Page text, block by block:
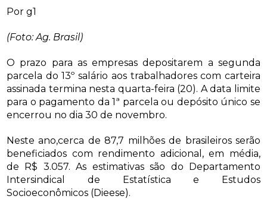
Por g1
(Foto: Ag. Brasil)
O prazo para as empresas depositarem a segunda
parcela do 13º salário aos trabalhadores com carteira
assinada termina nesta quarta-feira (20). A data limite
para o pagamento da 1ª parcela ou depósito único se
encerrou no dia 30 de novembro.
Neste ano,cerca de 87,7 milhões de brasileiros serão
beneficiados com rendimento adicional, em média,
de R$ 3.057. As estimativas são do Departamento
Intersindical de Estatística e Estudos
Socioeconômicos (Dieese).